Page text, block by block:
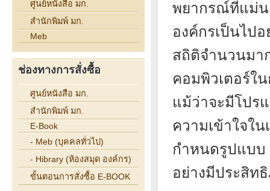
ศูนย์หนังสือ มก.
สำนักพิมพ์ มก.
Meb
ช่องทางการสั่งซื้อ
ศูนย์หนังสือ มก.
สำนักพิมพ์ มก.
E-Book
- Meb (บุคคลทั่วไป)
- Hibrary (ห้องสมุด องค์กร)
ขั้นตอนการสั่งซื้อ E-BOOK
พยากรณ์ที่แม่น
องค์กรเป็นไป
สถิติจำนวนมา
คอมพิวเตอร์ใ
แม้ว่าจะมีโป
ความเข้าใจใ
กำหนดรูปแบบ
อย่างมีประสิท